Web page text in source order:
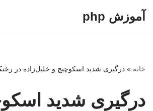
آموزش php
خانه » درگیری شدید اسکوچیچ و خلیل‌زاده در
درگیری شدید